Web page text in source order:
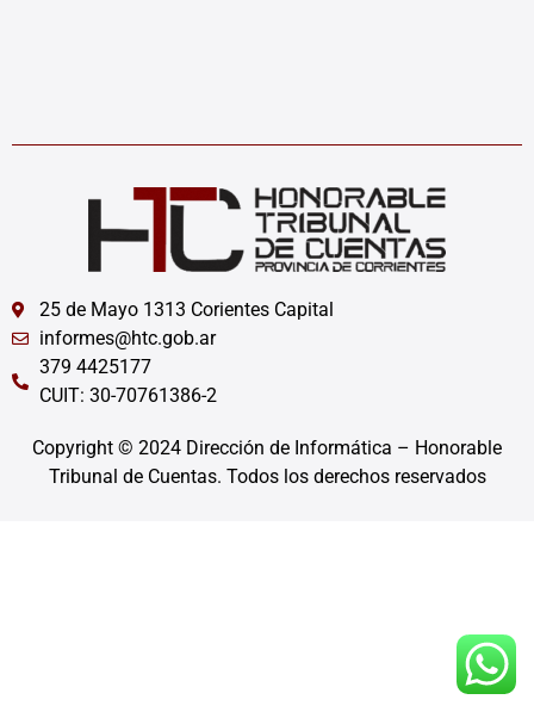
25 de Mayo 1313 Corientes Capital
informes@htc.gob.ar
379 4425177
CUIT: 30-70761386-2
Copyright © 2024 Dirección de Informática – Honorable
Tribunal de Cuentas. Todos los derechos reservados